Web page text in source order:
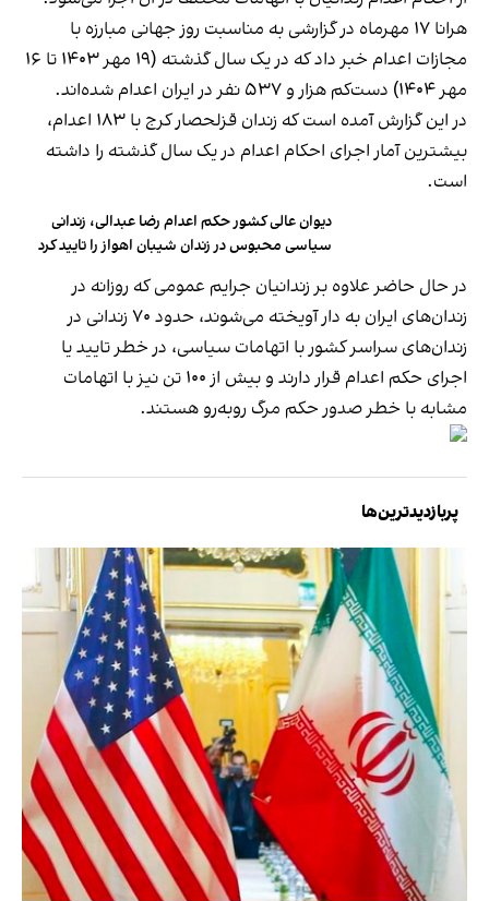
هرانا ۱۷ مهرماه در گزارشی به مناسبت روز جهانی مبارزه با
مجازات اعدام خبر داد که در یک سال گذشته (۱۹ مهر ۱۴۰۳ تا ۱۶
مهر ۱۴۰۴) دست‌کم هزار و ۵۳۷ نفر در ایران اعدام شده‌اند.
در این گزارش آمده است که زندان قزلحصار کرج با ۱۸۳ اعدام،
بیشترین آمار اجرای احکام اعدام در یک سال گذشته را داشته
است.
دیوان عالی کشور حکم اعدام رضا عبدالی، زندانی
سیاسی محبوس در زندان شیبان اهواز را تایید کرد
در حال حاضر علاوه بر زندانیان جرایم عمومی که روزانه در
زندان‌های ایران به دار آویخته می‌شوند، حدود ۷۰ زندانی در
زندان‌های سراسر کشور با اتهامات سیاسی، در خطر تایید یا
اجرای حکم اعدام قرار دارند و بیش از ۱۰۰ تن نیز با اتهامات
مشابه با خطر صدور حکم مرگ روبه‌رو هستند.
پربازدیدترین‌ها